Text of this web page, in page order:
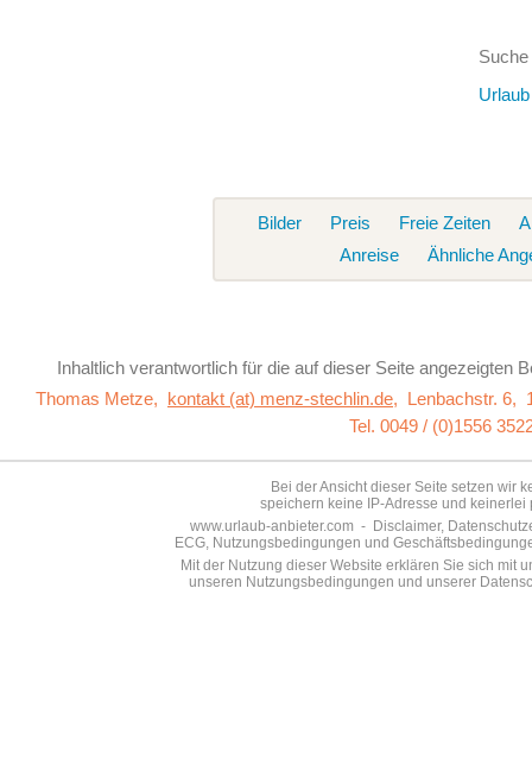
Bilder Preis Freie Zeiten
Anreise
Ähnliche
Inhaltlich verantwortlich für die auf dieser Seite angezeigten
Thomas Metze, kontakt (at) menz-stechlin.de, Lenbachstr. 6,
Tel. 0049 / (0)1556
Bei der Ansicht dieser Seite setzen wir
speichern keine IP-Adresse und keinerlei
www.urlaub-anbieter.com - Disclaimer,
ECG, Nutzungsbedingungen und
Mit der Nutzung dieser Website erklären Sie sich mit
unseren Nutzungsbedingungen und unserer